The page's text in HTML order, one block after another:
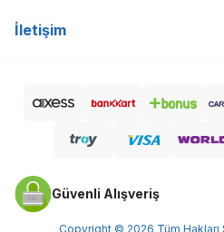
İletişim
Güvenli Alışveriş
Copyright © 2026 Tüm Hakları